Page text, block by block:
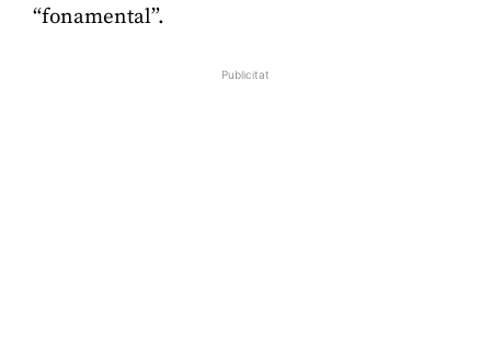
“fonamental”.
Publicitat